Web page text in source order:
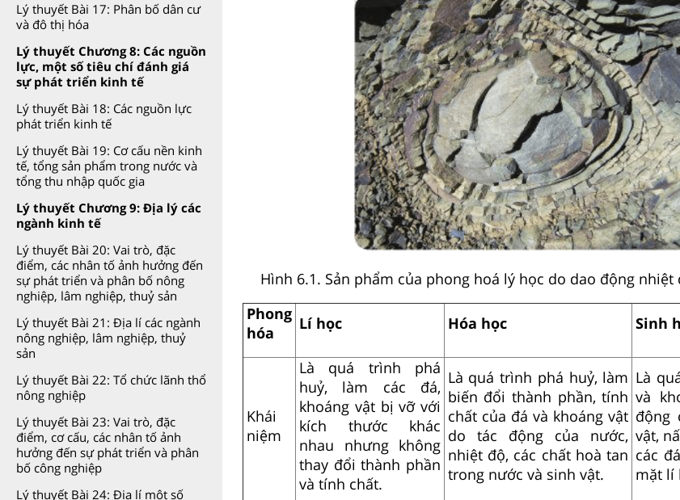
Lý thuyết Bài 17: Phân bố dân cư
và đô thị hóa
Lý thuyết Chương 8: Các nguồn
lực, một số tiêu chí đánh giá
sự phát triển kinh tế
Lý thuyết Bài 18: Các nguồn lực
phát triển kinh tế
Lý thuyết Bài 19: Cơ cấu nền kinh
tế, tổng sản phẩm trong nước và
tổng thu nhập quốc gia
Lý thuyết Chương 9: Địa lý các
ngành kinh tế
Lý thuyết Bài 20: Vai trò, đặc
điểm, các nhân tố ảnh hưởng đến
sự phát triển và phân bố nông
nghiệp, lâm nghiệp, thuỷ sản
Lý thuyết Bài 21: Địa lí các ngành
nông nghiệp, lâm nghiệp, thuỷ
sản
Lý thuyết Bài 22: Tổ chức lãnh thổ
nông nghiệp
Lý thuyết Bài 23: Vai trò, đặc
điểm, cơ cấu, các nhân tố ảnh
hưởng đến sự phát triển và phân
bố công nghiệp
Lý thuyết Bài 24: Địa lí một số
Hình 6.1. Sản phẩm của phong hoá lý học do dao động
Phong
hóa
Lí học Hóa học Sinh
Khái
niệm
Là quá trình phá
huỷ, làm các đá,
khoáng vật bị vỡ với
kích thước khác
nhau nhưng không
thay đổi thành phần
và tính chất.
Là quá trình phá huỷ, làm
biến đổi thành phần, tính
chất của đá và khoáng vật
do tác động của nước,
nhiệt độ, các chất hoà tan
trong nước và sinh vật.
Là
và
động
vật,
các
mặt lí